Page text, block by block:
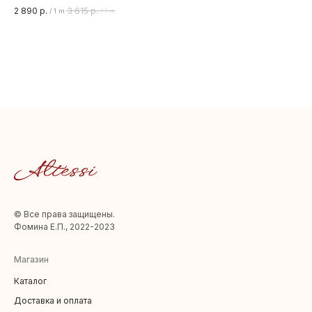
2 890 р. / 1 m 3 615 р. / 1 m
© Все права защищены.
Фомина Е.П., 2022-2023
Магазин
Каталог
Доставка и оплата